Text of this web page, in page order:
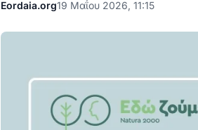
Eordaia.org19 Μαΐου 2026, 11:15